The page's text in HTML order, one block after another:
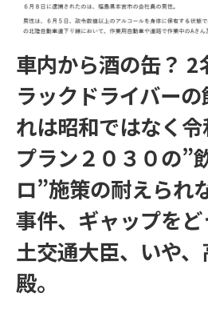
車内から酒の缶？ 2
ラックドライバー
れは昭和ではなく令
プラン２０３０の”
ロ”施策の耐えられ
事件、ギャップを
土交通大臣、いや
殿。